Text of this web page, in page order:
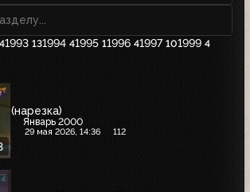
1993 131994 41995 11996 41997 101999 4
(нарезка)
Январь 2000
29 мая 2026, 14:36 112